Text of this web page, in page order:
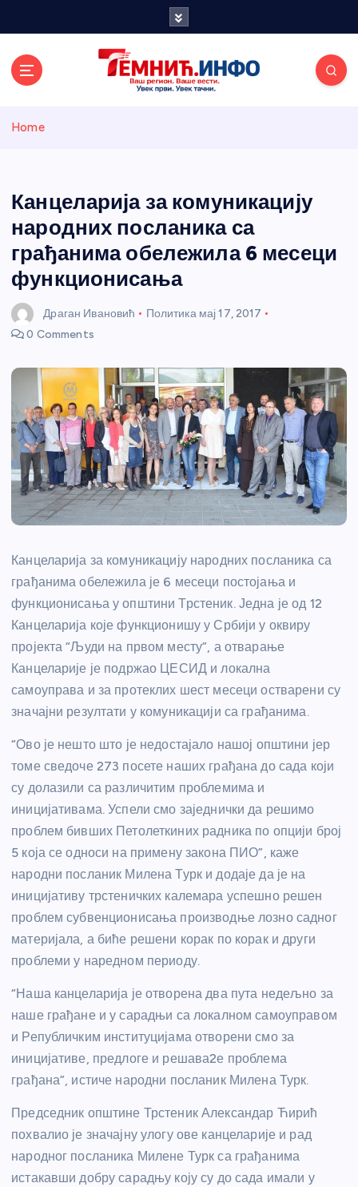
и портал
Home
Канцеларија за комуникацију
народних посланика са
грађанима обележила 6 месеци
функционисања
Драган Ивановић Политика мај 17, 2017
0 Comments
Канцеларија за комуникацију народних посланика са
грађанима обележила је 6 месеци постојања и
функционисања у општини Трстеник. Једна је од 12
Канцеларија које функционишу у Србији у оквиру
пројекта “Људи на првом месту”, а отварање
Канцеларије је подржао ЦЕСИД и локална
самоуправа и за протеклих шест месеци остварени су
значајни резултати у комуникацији са грађанима.
“Ово је нешто што је недостајало нашој општини јер
томе сведоче 273 посете наших грађана до сада који
су долазили са различитим проблемима и
иницијативама. Успели смо заједнички да решимо
проблем бивших Петолеткиних радника по опцији број
5 која се односи на примену закона ПИО”, каже
народни посланик Милена Турк и додаје да је на
иницијативу трстеничких калемара успешно решен
проблем субвенционисања производње лозно садног
материјала, а биће решени корак по корак и други
проблеми у наредном периоду.
“Наша канцеларија је отворена два пута недељно за
наше грађане и у сарадњи са локалном самоуправом
и Републичким институцијама отворени смо за
иницијативе, предлоге и решава2е проблема
грађана”, истиче народни посланик Милена Турк.
Председник општине Трстеник Александар Ћирић
похвалио је значајну улогу ове канцеларије и рад
народног посланика Милене Турк са грађанима
истакавши добру сарадњу коју су до сада имали у